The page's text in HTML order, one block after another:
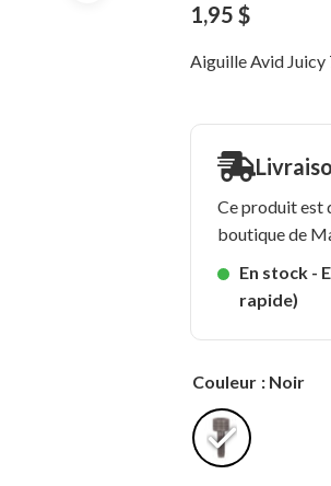
1,95$
Aiguille Avid Juicy
Ce produit est
boutique de
En stock -
rapide)
Couleur : Noir